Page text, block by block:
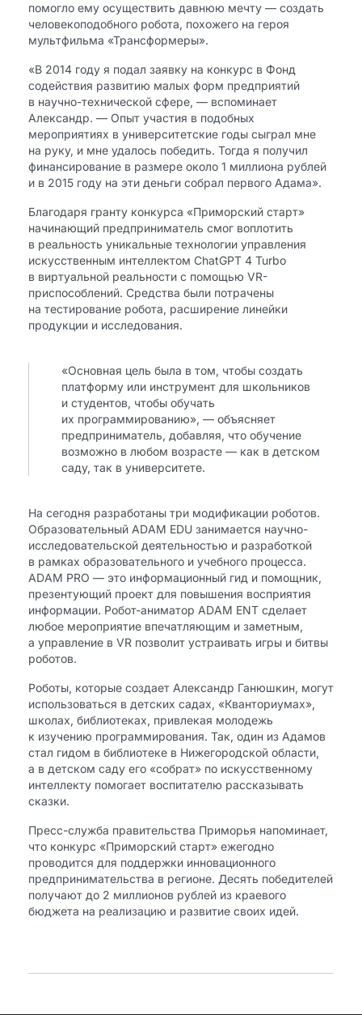
помогло ему осуществить давнюю мечту — создать
человекоподобного робота, похожего на героя
мультфильма «Трансформеры».
«В 2014 году я подал заявку на конкурс в Фонд
содействия развитию малых форм предприятий
в научно-технической сфере, — вспоминает
Александр. — Опыт участия в подобных
мероприятиях в университетские годы сыграл мне
на руку, и мне удалось победить. Тогда я получил
финансирование в размере около 1 миллиона рублей
и в 2015 году на эти деньги собрал первого Адама».
Благодаря гранту конкурса «Приморский старт»
начинающий предприниматель смог воплотить
в реальность уникальные технологии управления
искусственным интеллектом ChatGPT 4 Turbo
в виртуальной реальности с помощью VR-
приспособлений. Средства были потрачены
на тестирование робота, расширение линейки
продукции и исследования.
«Основная цель была в том, чтобы создать
платформу или инструмент для школьников
и студентов, чтобы обучать
их программированию», — объясняет
предприниматель, добавляя, что обучение
возможно в любом возрасте — как в детском
саду, так в университете.
На сегодня разработаны три модификации роботов.
Образовательный ADAM EDU занимается научно-
исследовательской деятельностью и разработкой
в рамках образовательного и учебного процесса.
ADAM PRO — это информационный гид и помощник,
презентующий проект для повышения восприятия
информации. Робот-аниматор ADAM ENT сделает
любое мероприятие впечатляющим и заметным,
а управление в VR позволит устраивать игры и битвы
роботов.
Роботы, которые создает Александр Ганюшкин, могут
использоваться в детских садах, «Кванториумах»,
школах, библиотеках, привлекая молодежь
к изучению программирования. Так, один из Адамов
стал гидом в библиотеке в Нижегородской области,
а в детском саду его «собрат» по искусственному
интеллекту помогает воспитателю рассказывать
сказки.
Пресс-служба правительства Приморья напоминает,
что конкурс «Приморский старт» ежегодно
проводится для поддержки инновационного
предпринимательства в регионе. Десять победителей
получают до 2 миллионов рублей из краевого
бюджета на реализацию и развитие своих идей.